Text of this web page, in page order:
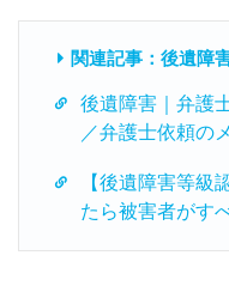
関連記事：後遺障
後遺障害｜弁護
／弁護士依頼の
【後遺障害等級
たら被害者がす